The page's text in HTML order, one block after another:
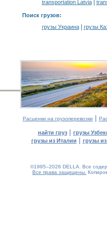
transportation Latvia|
Поиск грузов:
грузы Украина| грузы
Расценки на грузоперевозки |
найти груз | грузы
грузы из Италии | грузы
©1995–2026 DELLA. Все
Все права защищены.